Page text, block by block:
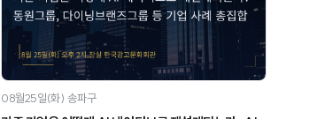
08월25일(화) 송파구